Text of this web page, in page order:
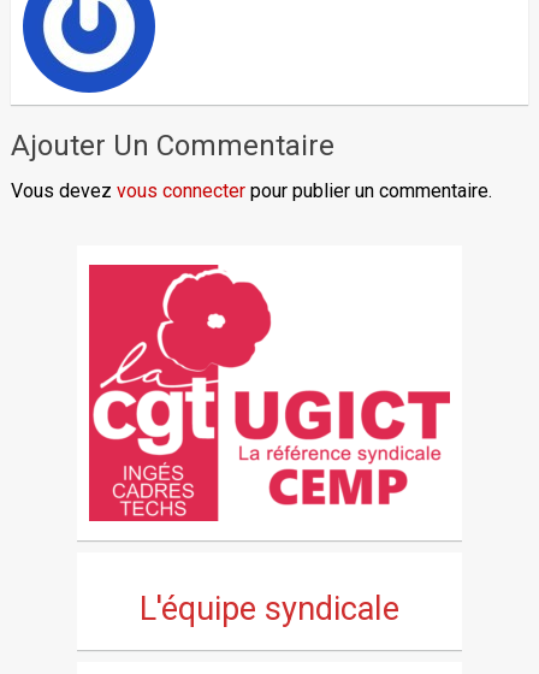
Ajouter Un Commentaire
Vous devez vous connecterpour publier un commentaire.
L'équipe syndicale